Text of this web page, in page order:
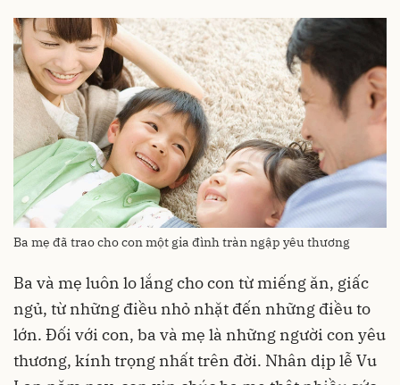
Ba mẹ đã trao cho con một gia đình tràn ngập yêu thương
Ba và mẹ luôn lo lắng cho con từ miếng ăn, giấc
ngủ, từ những điều nhỏ nhặt đến những điều to
lớn. Đối với con, ba và mẹ là những người con yêu
thương, kính trọng nhất trên đời. Nhân dịp lễ Vu